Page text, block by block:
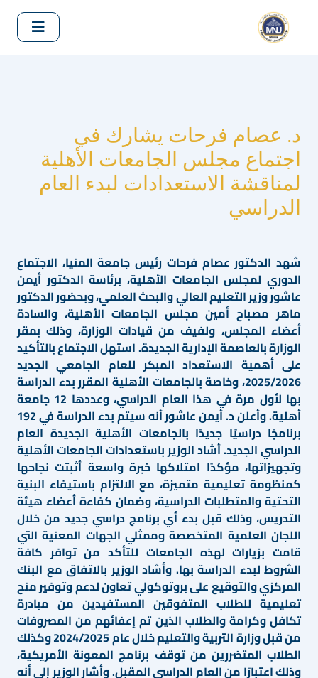
د. عصام فرحات يشارك في
اجتماع مجلس الجامعات الأهلية
لمناقشة الاستعدادات لبدء العام
الدراسي
شهد الدكتور عصام فرحات رئيس جامعة المنيا، الاجتماع
الدوري لمجلس الجامعات الأهلية، برئاسة الدكتور أيمن
عاشور وزير التعليم العالي والبحث العلمي، وبحضور الدكتور
ماهر مصباح أمين مجلس الجامعات الأهلية، والسادة
أعضاء المجلس، ولفيف من قيادات الوزارة، وذلك بمقر
الوزارة بالعاصمة الإدارية الجديدة. استهل الاجتماع بالتأكيد
على أهمية الاستعداد المبكر للعام الجامعي الجديد
2025/2026، وخاصة بالجامعات الأهلية المقرر بدء الدراسة
بها لأول مرة في هذا العام الدراسي، وعددها 12 جامعة
أهلية. وأعلن د. أيمن عاشور أنه سيتم بدء الدراسة في 192
برنامجًا دراسيًا جديدًا بالجامعات الأهلية الجديدة العام
الدراسي الجديد. أشاد الوزير باستعدادات الجامعات الأهلية
وتجهيزاتها، مؤكدًا امتلاكها خبرة واسعة أثبتت نجاحها
كمنظومة تعليمية متميزة، مع الالتزام باستيفاء البنية
التحتية والمتطلبات الدراسية، وضمان كفاءة أعضاء هيئة
التدريس، وذلك قبل بدء أي برنامج دراسي جديد من خلال
اللجان العلمية المتخصصة وممثلي الجهات المعنية التي
قامت بزيارات لهذه الجامعات للتأكد من توافر كافة
الشروط لبدء الدراسة بها. وأشاد الوزير بالاتفاق مع البنك
المركزي والتوقيع على بروتوكولي تعاون لدعم وتوفير منح
تعليمية للطلاب المتفوقين المستفيدين من مبادرة
تكافل وكرامة والطلاب الذين تم إعفائهم من المصروفات
من قبل وزارة التربية والتعليم خلال عام 2024/2025 وكذلك
الطلاب المتضررين من توقف برنامج المعونة الأمريكية،
وذلك اعتبارًا من العام الدراسي المقبل. وأشار الوزير إلى أنه